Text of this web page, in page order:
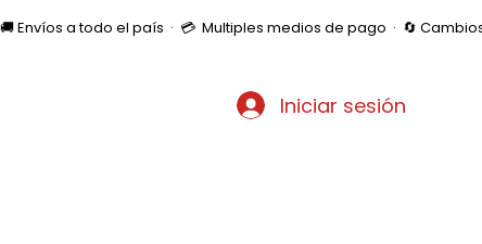
🚚 Envíos a todo el país  ·  💳  Multiples medios de pago  ·  🔄
Iniciar sesión